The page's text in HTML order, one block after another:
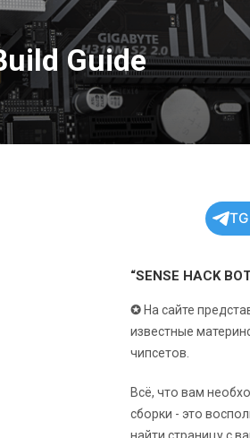
Guide
“SENSE HACK
✪ На сайте
известные
чипсетов.
Всё, что вам
сборки - это